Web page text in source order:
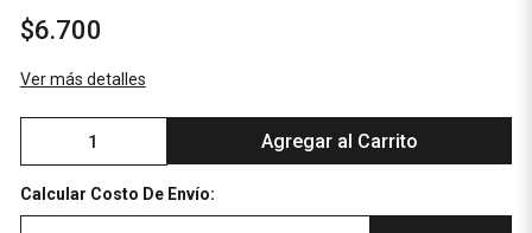
$6.700
Ver más detalles
Agregar al Carrito
Calcular Costo De Envío: